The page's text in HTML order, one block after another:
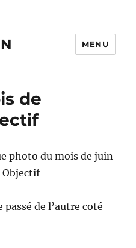
MENU
de
photo du mois de juin
Objectif
passé de l’autre coté